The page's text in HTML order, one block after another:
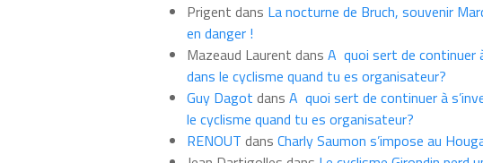
moisPrigent dans La nocturne de Bruch, souvenir
en danger !
Mazeaud Laurent dans A quoi sert de continuer
dans le cyclisme quand tu es organisateur?
Guy Dagot dans A quoi sert de continuer à
le cyclisme quand tu es organisateur?
RENOUT dans Charly Saumon s’impose au